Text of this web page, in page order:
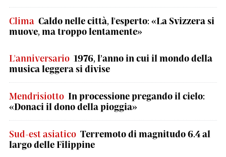
Clima Caldo nelle città, l'esperto: «La Svizzera si
muove, ma troppo lentamente»
L'anniversario 1976, l’anno in cui il mondo della
musica leggera si divise
Mendrisiotto In processione pregando il cielo:
«Donaci il dono della pioggia»
Sud-est asiatico Terremoto di magnitudo 6.4 al
largo delle Filippine